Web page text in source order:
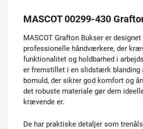
MASCOT 00299-430
MASCOT Grafton Bukser er designet
professionelle håndværkere, der
funktionalitet og holdbarhed i
er fremstillet i en slidstærk blanding
bomuld, der sikrer god komfort og
det robuste materiale gør dem
krævende er.
De har praktiske detaljer som